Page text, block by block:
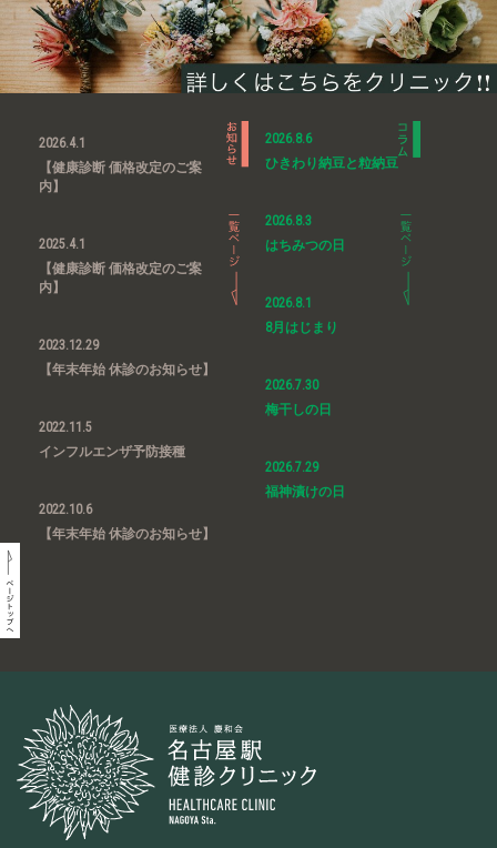
2026.4.1
【健康診断 価格改定のご案
内】
2025.4.1
【健康診断 価格改定のご案
内】
2023.12.29
【年末年始 休診のお知らせ】
2022.11.5
インフルエンザ予防接種
2022.10.6
【年末年始 休診のお知らせ】
2026.8.6
ひきわり納豆と粒納豆
2026.8.3
はちみつの日
2026.8.1
8月はじまり
2026.7.30
梅干しの日
2026.7.29
福神漬けの日